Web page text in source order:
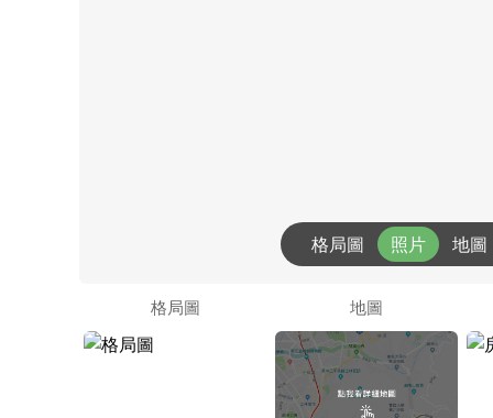
格局圖 照片 地圖
格局圖 地圖